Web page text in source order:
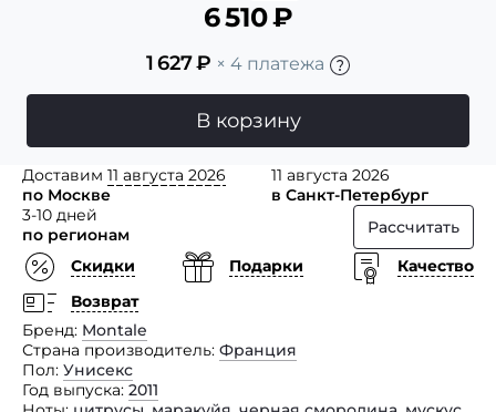
6 510₽
1 627₽ × 4 платежа
В корзину
Доставим 11 августа 2026
по Москве
11 августа 2026
в Санкт-Петербург
3-10 дней
по регионам
Рассчитать
Скидки
Подарки
Качество
Возврат
Бренд Montale
Страна производитель Франция
Пол Унисекс
Год выпуска 2011